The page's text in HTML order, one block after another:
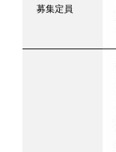
募集定員